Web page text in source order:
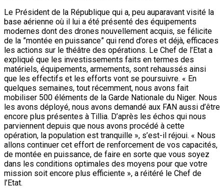
Le Président de la République qui a, peu auparavant visité la
base aérienne où il lui a été présenté des équipements
modernes dont des drones nouvellement acquis, se félicite
de la ”montée en puissance” qui rend d’ores et déjà, efficaces
les actions sur le théâtre des opérations. Le Chef de l’Etat a
expliqué que les investissements faits en termes des
matériels, équipements, armements, sont rehaussés ainsi
que les effectifs et les efforts vont se poursuivre. « En
quelques semaines, tout récemment, nous avons fait
mobiliser 500 éléments de la Garde Nationale du Niger. Nous
les avons déployé, nous avons demandé aux FAN aussi d’être
encore plus présentes à Tillia. D’après les échos qui nous
parviennent depuis que nous avons procédé à cette
opération, la population est tranquille », s’est-il réjoui. « Nous
allons continuer cet effort de renforcement de vos capacités,
de montée en puissance, de faire en sorte que vous soyez
dans les conditions optimales des moyens pour que votre
mission soit encore plus efficiente », a réitéré le Chef de
l’Etat.